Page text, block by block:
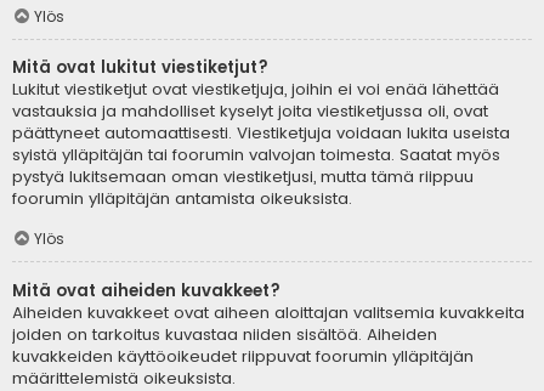
Ylös
Mitä ovat lukitut viestiketjut?
Lukitut viestiketjut ovat viestiketjuja, joihin ei voi enää lähettää
vastauksia ja mahdolliset kyselyt joita viestiketjussa oli, ovat
päättyneet automaattisesti. Viestiketjuja voidaan lukita useista
syistä ylläpitäjän tai foorumin valvojan toimesta. Saatat myös
pystyä lukitsemaan oman viestiketjusi, mutta tämä riippuu
foorumin ylläpitäjän antamista oikeuksista.
Ylös
Mitä ovat aiheiden kuvakkeet?
Aiheiden kuvakkeet ovat aiheen aloittajan valitsemia kuvakkeita
joiden on tarkoitus kuvastaa niiden sisältöä. Aiheiden
kuvakkeiden käyttöoikeudet riippuvat foorumin ylläpitäjän
määrittelemistä oikeuksista.